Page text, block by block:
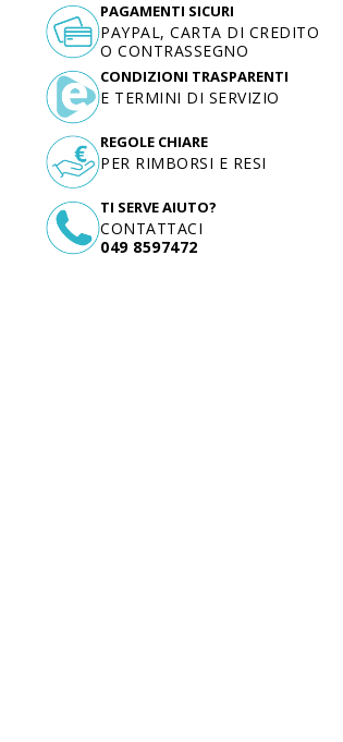
TI SERVE AIUTO?
CONTATTACI
049 8597472
PAGAMENTI SICURI
PAYPAL, CARTA DI CREDITO
O CONTRASSEGNO
CONDIZIONI TRASPARENTI
E TERMINI DI SERVIZIO
REGOLE CHIARE
PER RIMBORSI E RESI